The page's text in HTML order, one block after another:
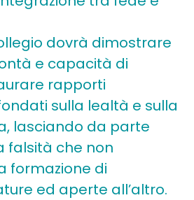
dovrà dimostrare
e capacità di
rapporti
sulla lealtà e sulla
lasciando da parte
falsità che non
formazione di
ed aperte all’altro.